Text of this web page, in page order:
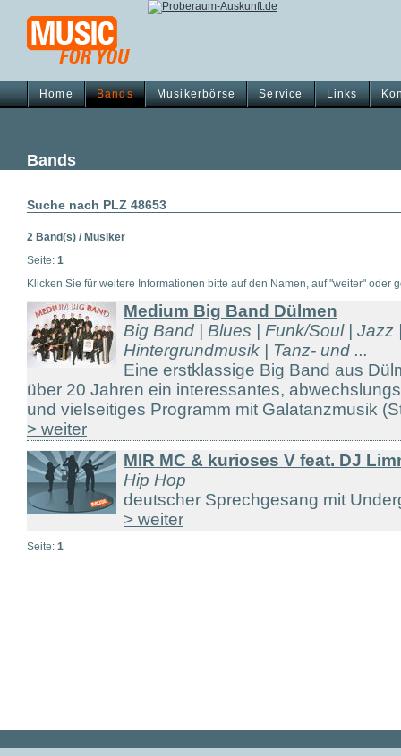
Home Bands Musikerbörse Service Links
Bands
Suche nach PLZ 48653
2 Band(s) / Musiker
Seite: 1
Klicken Sie für weitere Informationen bitte auf den Namen, auf "weiter" oder
Medium Big Band Dülmen
Big Band | Blues | Funk/Soul | Jazz
Hintergrundmusik | Tanz- und ...
Eine erstklassige Big Band aus
über 20 Jahren ein interessantes,
und vielseitiges Programm mit Galatanzmusik
> weiter
MIR MC & kurioses V feat. DJ
Hip Hop
deutscher Sprechgesang mit
> weiter
Seite: 1